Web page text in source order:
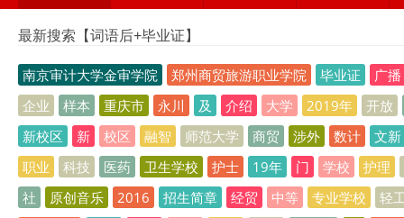
最新搜索【词语后+毕业证】
南京审计大学金审学院 郑州商贸旅游职业学院 毕业证
广播
企业
样本 重庆市 永川 及 介绍 大学 2019年
开放
新校区
新 校区 融智 师范大学 商贸 涉外 数计
文新
职业
科技 医药 卫生学校 护士 19年 门 学校
护理
社
原创音乐 2016 招生简章 经贸 中等 专业学校
轻